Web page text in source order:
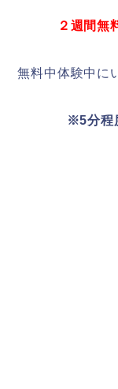
２週間無
無料中体験中に
※5分程